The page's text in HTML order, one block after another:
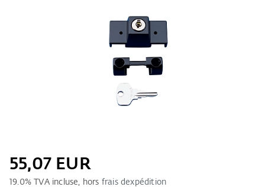
55,07 EUR
19.0% TVA incluse, hors frais dexpédition